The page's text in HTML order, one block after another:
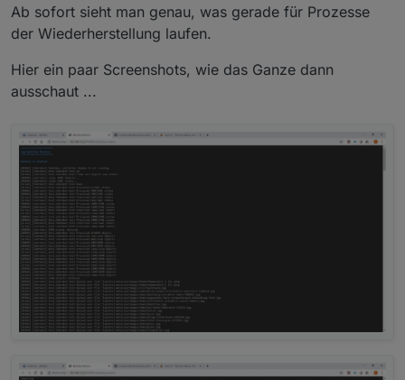
Ab sofort sieht man genau, was gerade für Prozesse
der Wiederherstellung laufen.
Hier ein paar Screenshots, wie das Ganze dann
ausschaut ...